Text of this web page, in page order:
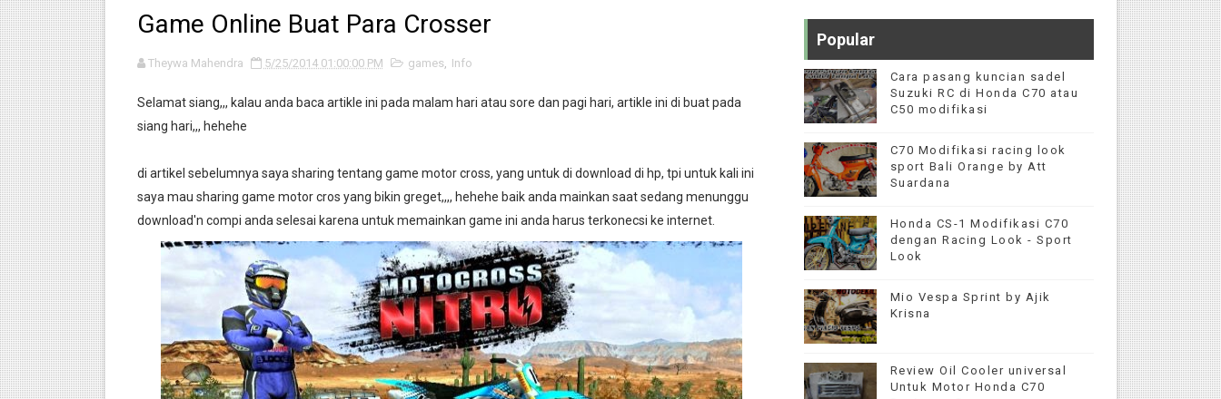
Info : Motor 2 Tak yang Memakai System injection
motordekil.com pindah ke motodekil.com
Intip Pembuatan Knalpot FMF
Cara pasang kuncian sadel Suzuki RC di Honda C70 atau C50 modifikasi
Game Online Buat Para Crosser
Theywa Mahendra 5/25/2014 01:00:00 PM games, Info
Selamat siang,,, kalau anda baca artikle ini pada malam hari atau sore dan pagi hari, artikle ini di buat pada
siang hari,,, hehehe
di artikel sebelumnya saya sharing tentang game motor cross, yang untuk di download di hp, tpi untuk kali ini
saya mau sharing game motor cros yang bikin greget,,,, hehehe baik anda mainkan saat sedang menunggu
download'n compi anda selesai karena untuk memainkan game ini anda harus terkonecsi ke internet.
Popular
Cara pasang kuncian sadel
Suzuki RC di Honda C70 atau
C50 modifikasi
C70 Modifikasi racing look
sport Bali Orange by Att
Suardana
Honda CS-1 Modifikasi C70
dengan Racing Look - Sport
Look
Mio Vespa Sprint by Ajik
Krisna
Review Oil Cooler universal
Untuk Motor Honda C70